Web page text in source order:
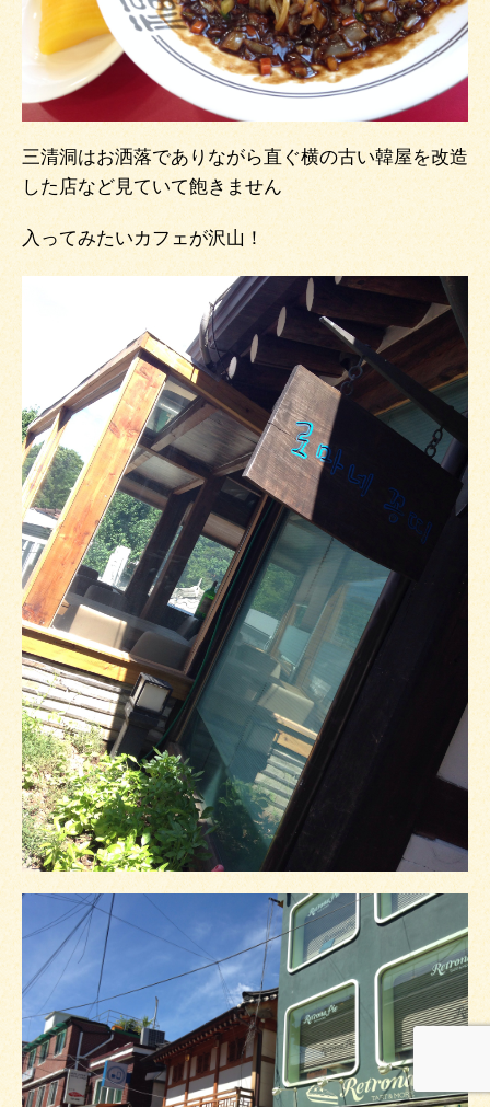
三清洞はお洒落でありながら直ぐ横の古い韓屋を改造
した店など見ていて飽きません
入ってみたいカフェが沢山！